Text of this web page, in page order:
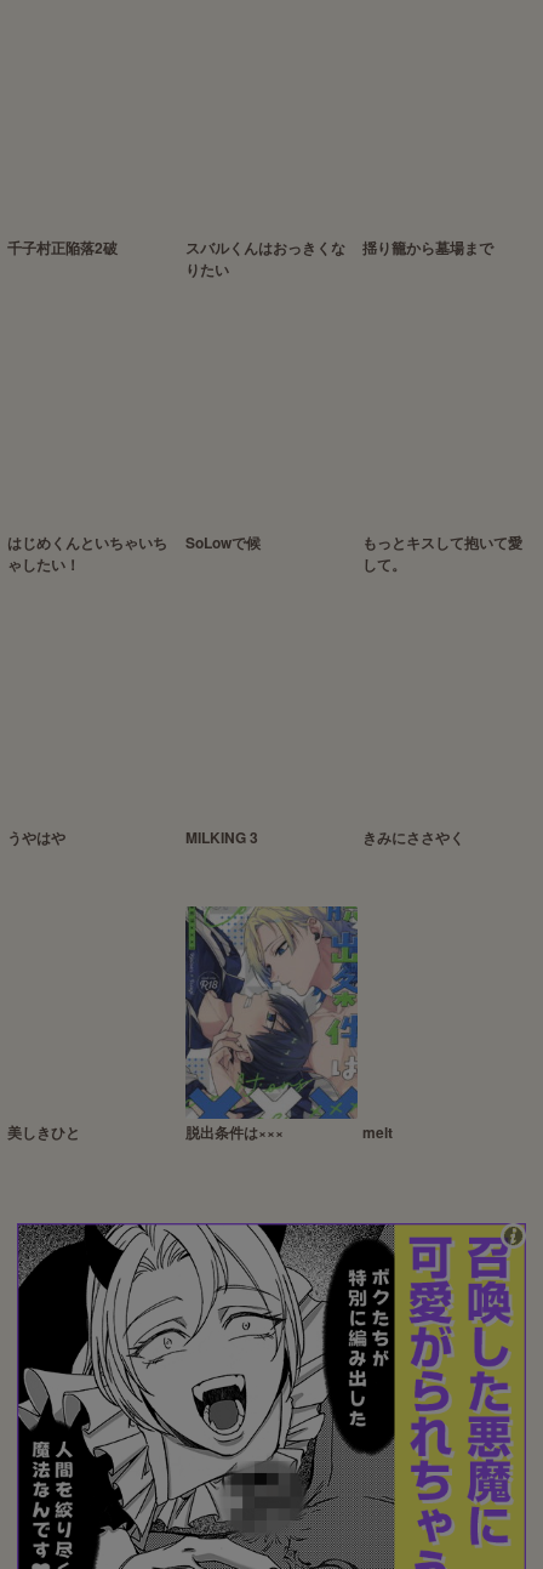
千子村正陥落2破
スバルくんはおっきくな
りたい
揺り籠から墓場まで
はじめくんといちゃいち
ゃしたい！
SoLowで候
もっとキスして抱いて愛
して。
うやはや MILKING 3 きみにささやく
美しきひと 脱出条件は××× melt